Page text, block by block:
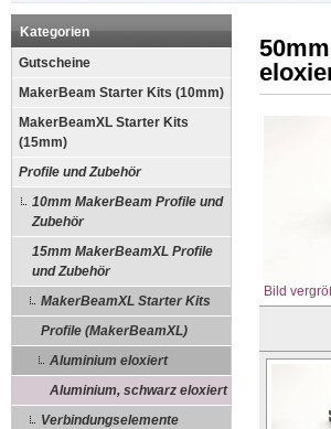
Kategorien
Gutscheine
MakerBeam Starter Kits (10mm)
MakerBeamXL Starter Kits
(15mm)
Profile und Zubehör
10mm MakerBeam Profile und
Zubehör
15mm MakerBeamXL Profile
und Zubehör
MakerBeamXL Starter Kits
Profile (MakerBeamXL)
Aluminium eloxiert
Aluminium, schwarz eloxiert
Verbindungselemente
Bild